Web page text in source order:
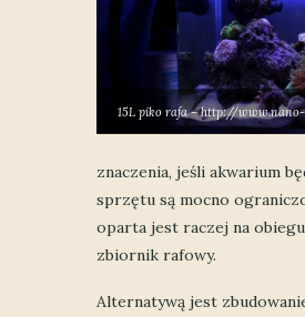
15L piko rafa – http://
znaczenia, jeśli akwarium
sprzętu są mocno
oparta jest raczej na
zbiornik rafowy.
Alternatywą jest